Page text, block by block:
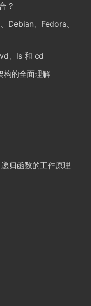
？
Debian、Fedora、
、ls 和 cd
构的全面理解
归函数的工作原理